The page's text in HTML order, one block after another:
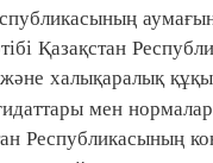
Қазақстан
және халықаралық
мен
Республикасының